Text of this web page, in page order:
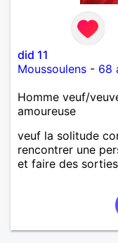
did 11
Moussoulens - 68
Homme veuf/
amoureuse
veuf la solitude
rencontrer une
et faire des